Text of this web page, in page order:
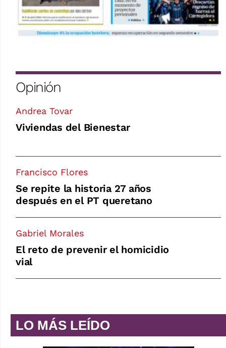
Opinión
Andrea Tovar
Viviendas del Bienestar
Francisco Flores
Se repite la historia 27 años
después en el PT queretano
Gabriel Morales
El reto de prevenir el homicidio
vial
LO MÁS LEÍDO